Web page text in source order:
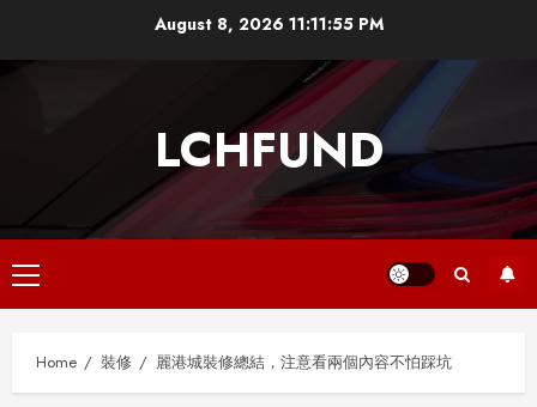
August 8, 2026 11:11:55 PM
LCHFUND
Primary
Menu
Home 裝修 麗港城裝修總結，注意看兩個內容不怕踩坑